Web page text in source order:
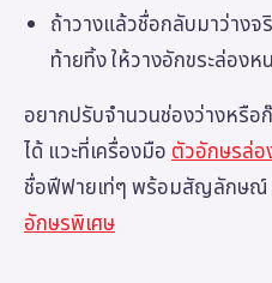
ถ้าวางแล้วชื่อกลับมาว่าง
ท้ายทิ้ง ให้วางอักขระล่องหน
อยากปรับจำนวนช่องว่างหรือ
ได้ แวะที่เครื่องมือตัวอักษรล่อ
ชื่อฟีฟายเท่ๆ พร้อมสัญลักษณ์
อักษรพิเศษ